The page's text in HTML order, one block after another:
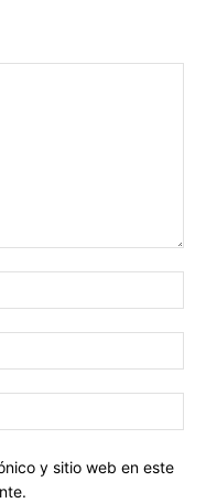
y sitio web en este